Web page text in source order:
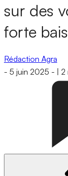
sur des
forte
Rédaction Agra
- 5 juin 2025 - 2